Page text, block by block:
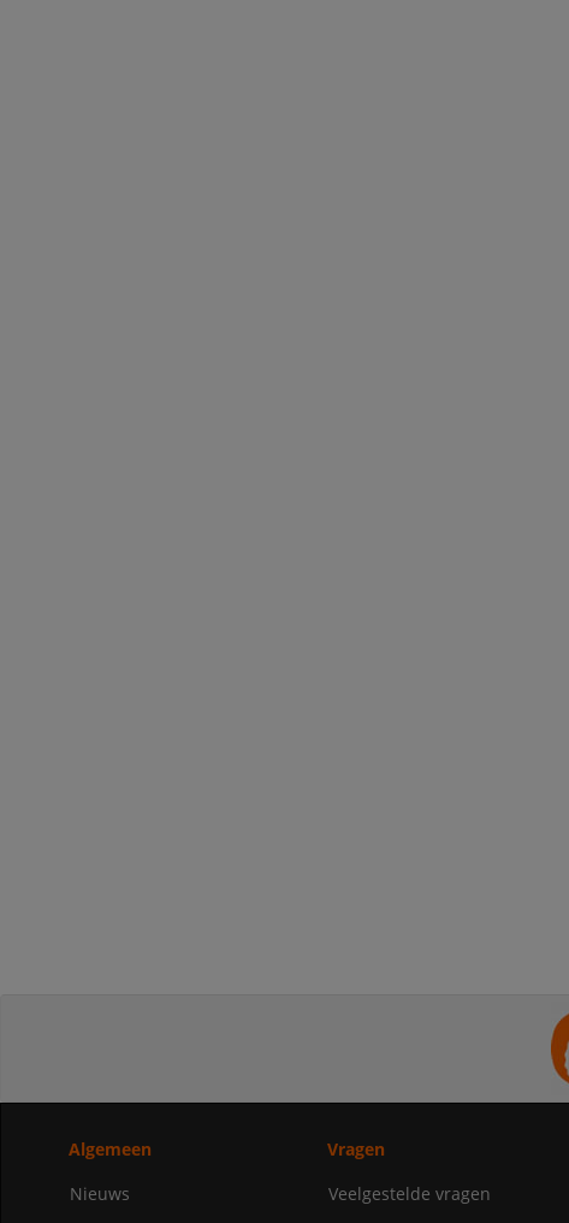
Algemeen
Nieuws
Vragen
Veelgestelde vragen